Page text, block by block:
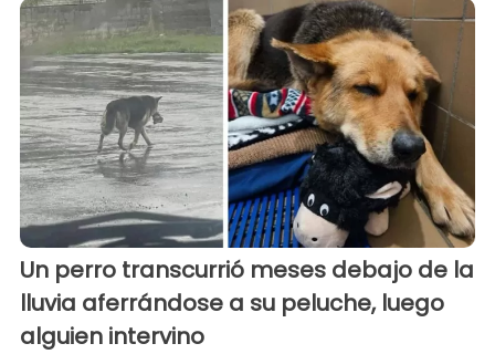
Un perro transcurrió meses debajo de la
lluvia aferrándose a su peluche, luego
alguien intervino